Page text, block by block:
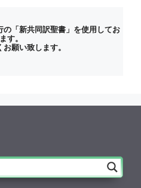
「新共同訳聖書」を使用してお
す。
願い致します。